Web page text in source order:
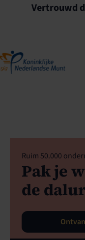
Vertrouwd
Ruim 50.000
Pak je
de